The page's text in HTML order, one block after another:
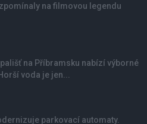
na filmovou legendu
na Příbramsku nabízí výborné
voda je jen...
parkovací automaty.